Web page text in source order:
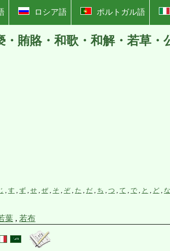
ロシア語 ポルトガル語
賄賂・和歌・和解・若草・
す ず せ ぜ, そ ぞ, た だ ち つ て で と ど な
葉 , 若布